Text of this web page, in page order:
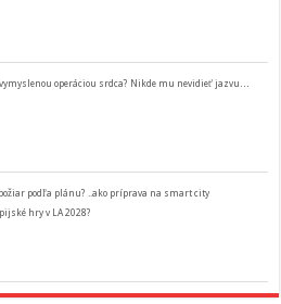
operáciou srdca? Nikde mu nevidieť jazvu…
požiar podľa plánu? ..ako príprava na smart city
hry v LA 2028?